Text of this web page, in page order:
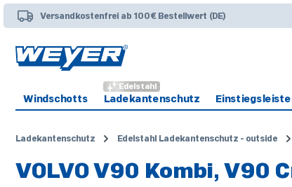
Hauptinhalt springen
Zur Suche springen
Zur Hauptnavigation springen
Versandkostenfrei ab 100€ Bestellwert (DE)
Windschotts Ladekantenschutz
Edelstahl
Ladekantenschutz Edelstahl Ladekantenschutz - outside
VOLVO V90 Kombi, V90